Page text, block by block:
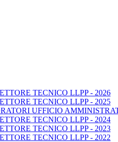
TECNICO LLPP - 2026
TECNICO LLPP - 2025
UFFICIO
TECNICO LLPP - 2024
TECNICO LLPP - 2023
TECNICO LLPP - 2022